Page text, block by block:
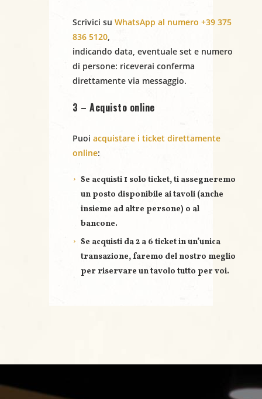
e
Scrivici su WhatsApp al numero +39 375
836 5120,
indicando data, eventuale set e numero
di persone: riceverai conferma
direttamente via messaggio.
3 – Acquisto online
Puoi acquistare i ticket direttamente
online:
Se acquisti 1 solo ticket, ti assegneremo
un posto disponibile ai tavoli (anche
insieme ad altre persone) o al
bancone.
Se acquisti da 2 a 6 ticketin un’unica
transazione, faremo del nostro meglio
per riservare untavolo tutto per voi.